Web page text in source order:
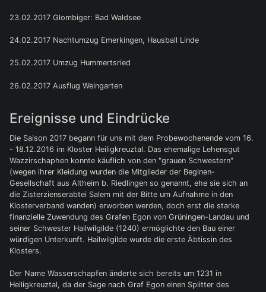
23.02.2017 Glombiger: Bad Waldsee
24.02.2017 Nachtumzug Emerkingen, Hausball Linde
25.02.2017 Umzug Hummertsried
26.02.2017 Ausflug Weingarten
Ereignisse und Eindrücke
Die Saison 2017 begann für uns mit dem Probewochenende vom 16.
- 18.12.2016 im Kloster Heiligkreuztal. Das ehemalige Lehensgut
Wazzirschaphen konnte käuflich von den "grauen Schwestern"
(wegen ihrer Kleidung wurden die Mitglieder der Beginen-
Gesellschaft aus Altheim b. Riedlingen so genannt, ehe sie sich an
die Zisterzienserabtei Salem mit der Bitte um Aufnahme in den
Klosterverband wanden) erworben werden, doch erst die starke
finanzielle Zuwendung des Grafen Egon von Grüningen-Landau und
seiner Schwester Hailwilgilde (1240) ermöglichte den Bau einer
würdigen Unterkunft. Hailwilgilde wurde die erste Äbtissin des
Klosters.
Der Name Wasserschapfen änderte sich bereits um 1231 in
Heiligkreuztal, da der Sage nach Graf Egon einen Splitter des